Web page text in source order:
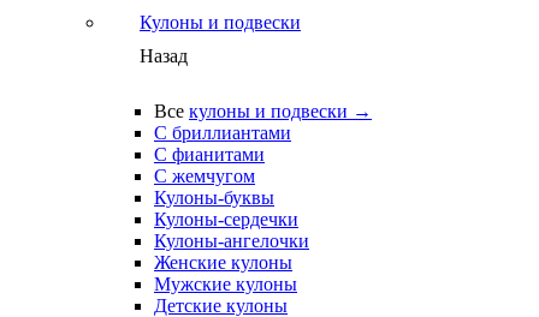
Кулоны и подвески
Назад
Все кулоны и подвески →
С бриллиантами
С фианитами
С жемчугом
Кулоны-буквы
Кулоны-сердечки
Кулоны-ангелочки
Женские кулоны
Мужские кулоны
Детские кулоны